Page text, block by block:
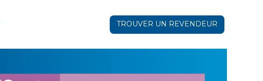
TROUVER UN REVENDEUR